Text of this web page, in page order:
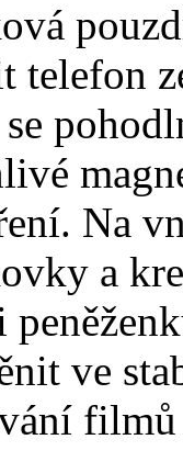
telefon
Na
a
ve